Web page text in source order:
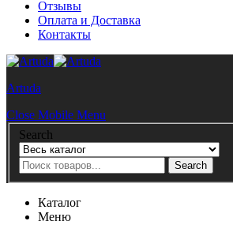
Отзывы
Оплата и Доставка
Контакты
Artuda
Close Mobile Menu
Search
Search
Каталог
Меню